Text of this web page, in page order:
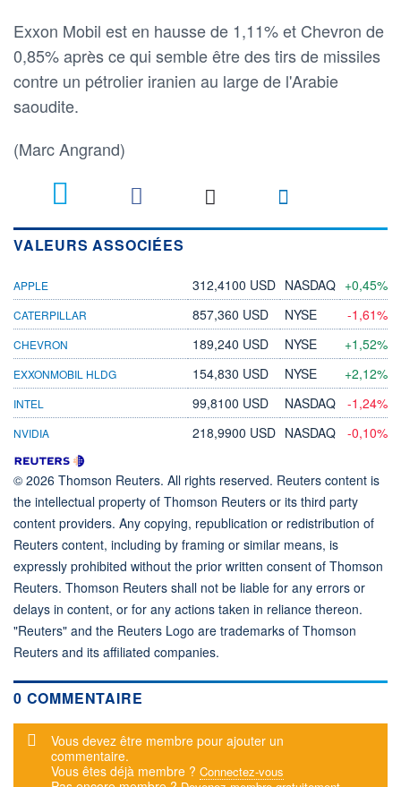
Exxon Mobil est en hausse de 1,11% et Chevron de
0,85% après ce qui semble être des tirs de missiles
contre un pétrolier iranien au large de l'Arabie
saoudite.
(Marc Angrand)
VALEURS ASSOCIÉES
APPLE 312,4100 USD NASDAQ +0,45%
CATERPILLAR 857,360 USD NYSE -1,61%
CHEVRON 189,240 USD NYSE +1,52%
EXXONMOBIL HLDG 154,830 USD NYSE +2,12%
INTEL 99,8100 USD NASDAQ -1,24%
NVIDIA 218,9900 USD NASDAQ -0,10%
© 2026 Thomson Reuters. All rights reserved. Reuters content is
the intellectual property of Thomson Reuters or its third party
content providers. Any copying, republication or redistribution of
Reuters content, including by framing or similar means, is
expressly prohibited without the prior written consent of Thomson
Reuters. Thomson Reuters shall not be liable for any errors or
delays in content, or for any actions taken in reliance thereon.
"Reuters" and the Reuters Logo are trademarks of Thomson
Reuters and its affiliated companies.
0 COMMENTAIRE
Message d'alerte
Vous devez être membre pour ajouter un
commentaire.
Vous êtes déjà membre ? Connectez-vous